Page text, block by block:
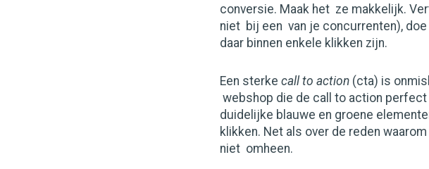
conversie. Maak het ze makkelijk.
niet bij een van je concurrenten),
daar binnen enkele klikken zijn.
Een sterke call to action (cta) is
webshop die de call to action
duidelijke blauwe en groene
klikken. Net als over de reden
niet omheen.